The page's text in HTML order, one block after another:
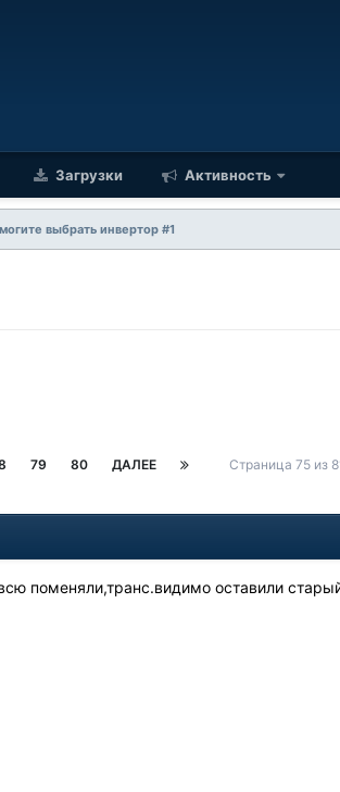
Загрузки Активность
выбрать инвертор #1
79 80 ДАЛЕЕ Страница 75 из
поменяли,транс.видимо оставили